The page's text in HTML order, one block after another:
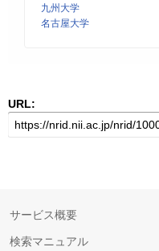
九州大学
名古屋大学
URL:
サービス概要
検索マニュアル